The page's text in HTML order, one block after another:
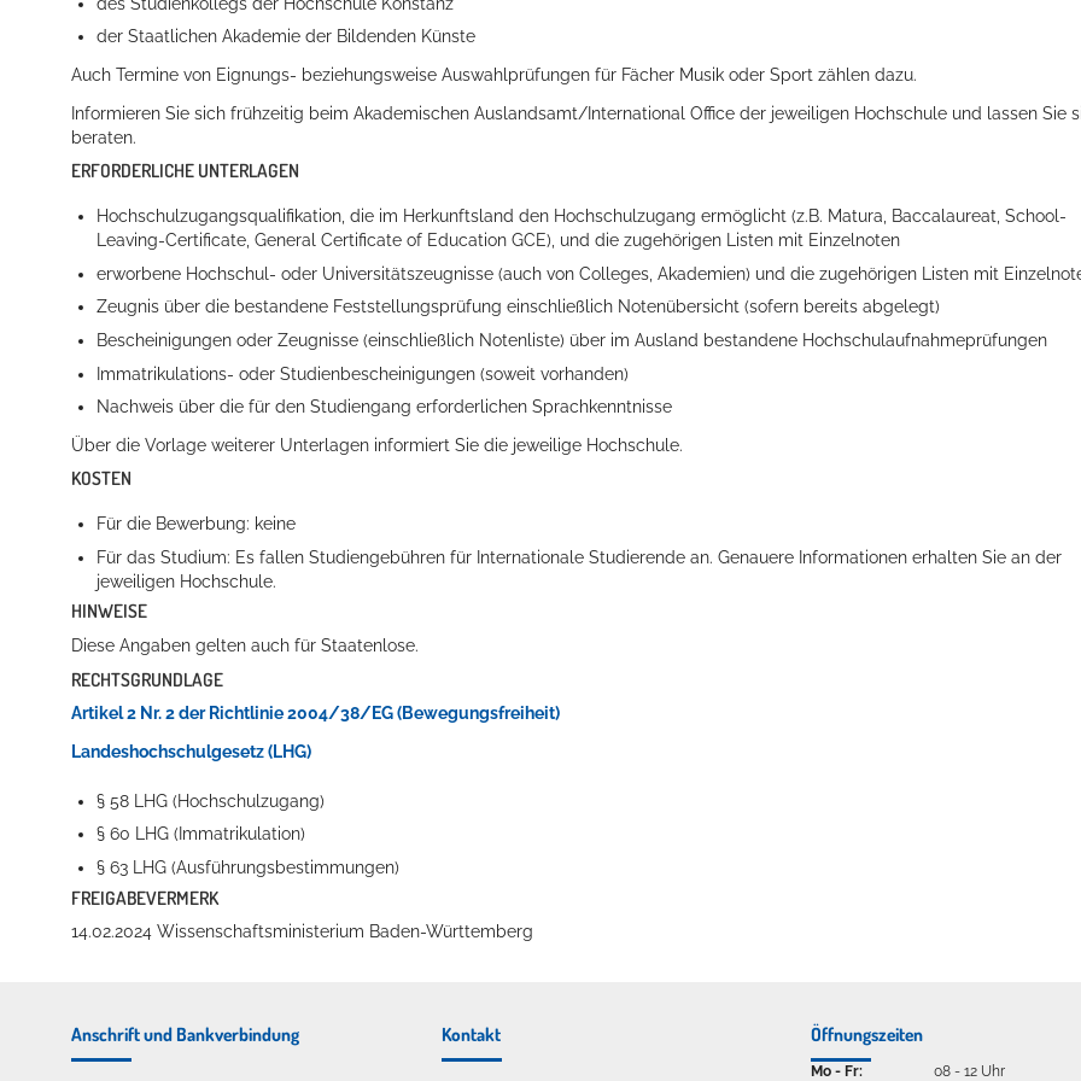
der Staatlichen Akademie der Bildenden Künste
Auch Termine von Eignungs- beziehungsweise Auswahlprüfungen für Fächer Musik oder Sport zählen dazu.
Informieren Sie sich frühzeitig beim Akademischen Auslandsamt/International Office der jeweiligen Hochschule und lassen Sie
beraten.
ERFORDERLICHE UNTERLAGEN
Hochschulzugangsqualifikation, die im Herkunftsland den Hochschulzugang ermöglicht (z.B. Matura, Baccalaureat, School-
Leaving-Certificate, General Certificate of Education GCE), und die zugehörigen Listen mit Einzelnoten
erworbene Hochschul- oder Universitätszeugnisse (auch von Colleges, Akademien) und die zugehörigen Listen mit
Zeugnis über die bestandene Feststellungsprüfung einschließlich Notenübersicht (sofern bereits abgelegt)
Bescheinigungen oder Zeugnisse (einschließlich Notenliste) über im Ausland bestandene Hochschulaufnahmeprüfungen
Immatrikulations- oder Studienbescheinigungen (soweit vorhanden)
Nachweis über die für den Studiengang erforderlichen Sprachkenntnisse
Über die Vorlage weiterer Unterlagen informiert Sie die jeweilige Hochschule.
KOSTEN
Für die Bewerbung: keine
Für das Studium: Es fallen Studiengebühren für Internationale Studierende an. Genauere Informationen erhalten Sie an der
jeweiligen Hochschule.
HINWEISE
Diese Angaben gelten auch für Staatenlose.
RECHTSGRUNDLAGE
Artikel 2 Nr. 2 der Richtlinie 2004/38/EG (Bewegungsfreiheit)
Landeshochschulgesetz (LHG)
§ 58 LHG (Hochschulzugang)
§ 60 LHG (Immatrikulation)
§ 63 LHG (Ausführungsbestimmungen)
FREIGABEVERMERK
14.02.2024 Wissenschaftsministerium Baden-Württemberg
Anschrift und Bankverbindung Kontakt Öffnungszeiten
Mo - Fr:
08 - 12 Uhr